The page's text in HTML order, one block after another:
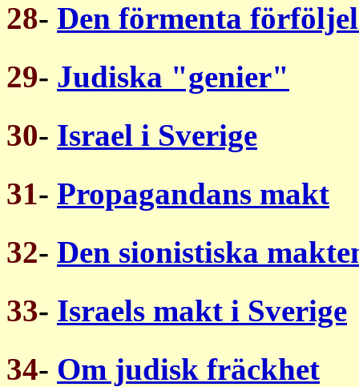
28- Den förmenta
29- Judiska "genier"
30- Israel i Sverige
31- Propagandans makt
32- Den sionistiska
33- Israels makt i Sverige
34- Om judisk fräckhet